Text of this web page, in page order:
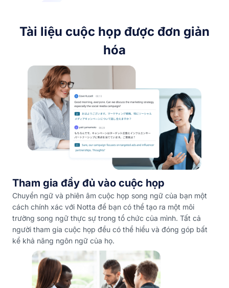
Tài liệu cuộc họp được đơn giản
hóa
Tham gia đầy đủ vào cuộc họp
Chuyển ngữ và phiên âm cuộc họp song ngữ của bạn một
cách chính xác với Notta để bạn có thể tạo ra một môi
trường song ngữ thực sự trong tổ chức của mình. Tất cả
người tham gia cuộc họp đều có thể hiểu và đóng góp bất
kể khả năng ngôn ngữ của họ.